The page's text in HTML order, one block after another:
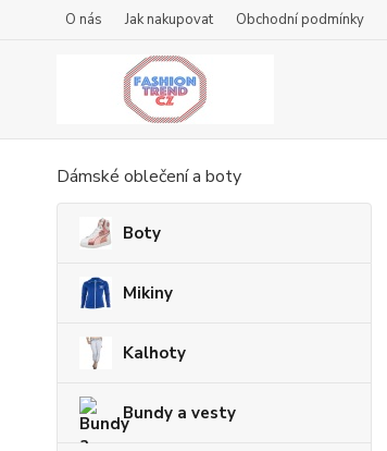
O nás Jak nakupovat Obchodní podmínky
Dámské oblečení a boty
Boty
Mikiny
Kalhoty
Bundy a vesty